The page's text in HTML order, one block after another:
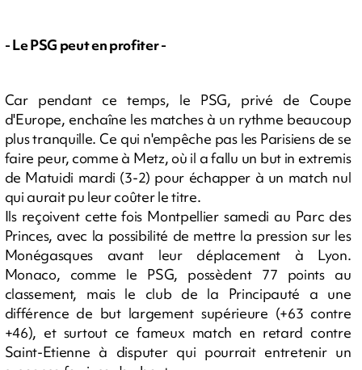
- Le PSG peut en profiter -
Car pendant ce temps, le PSG, privé de Coupe
d'Europe, enchaîne les matches à un rythme beaucoup
plus tranquille. Ce qui n'empêche pas les Parisiens de se
faire peur, comme à Metz, où il a fallu un but in extremis
de Matuidi mardi (3-2) pour échapper à un match nul
qui aurait pu leur coûter le titre.
Ils reçoivent cette fois Montpellier samedi au Parc des
Princes, avec la possibilité de mettre la pression sur les
Monégasques avant leur déplacement à Lyon.
Monaco, comme le PSG, possèdent 77 points au
classement, mais le club de la Principauté a une
différence de but largement supérieure (+63 contre
+46), et surtout ce fameux match en retard contre
Saint-Etienne à disputer qui pourrait entretenir un